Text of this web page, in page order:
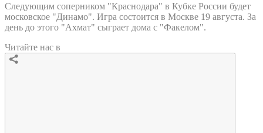
Следующим соперником "Краснодара" в Кубке России будет
московское "Динамо". Игра состоится в Москве 19 августа. За
день до этого "Ахмат" сыграет дома с "Факелом".
Читайте нас в